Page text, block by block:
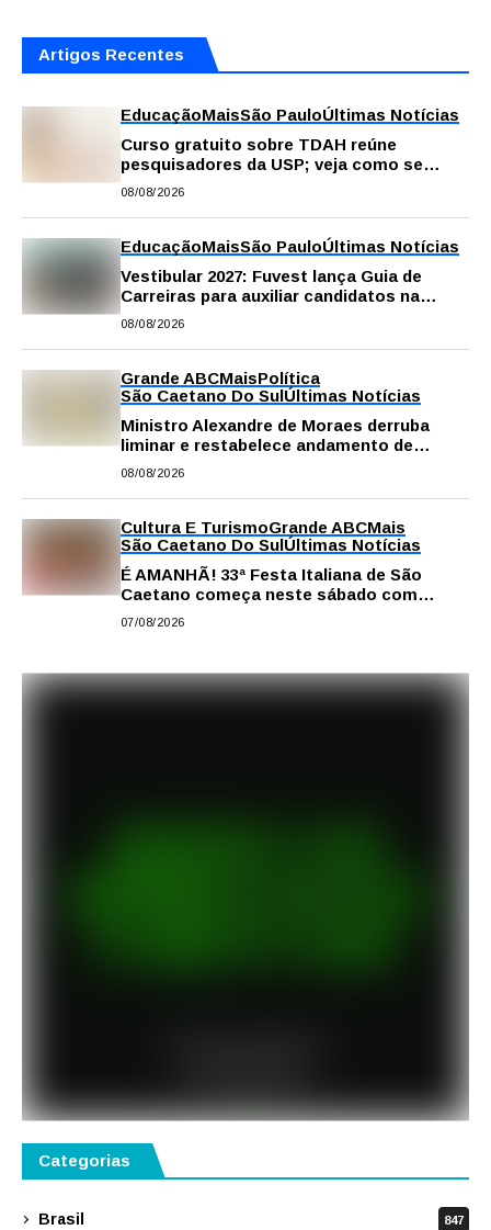
Artigos Recentes
EducaçãoMaisSão PauloÚltimas Notícias
Curso gratuito sobre TDAH reúne
pesquisadores da USP; veja como se
inscrever
08/08/2026
EducaçãoMaisSão PauloÚltimas Notícias
Vestibular 2027: Fuvest lança Guia de
Carreiras para auxiliar candidatos na
escolha da profissão
08/08/2026
Grande ABCMaisPolítica
São Caetano Do SulÚltimas Notícias
Ministro Alexandre de Moraes derruba
liminar e restabelece andamento de
comissão processante contra vereador
08/08/2026
Cultura E TurismoGrande ABCMais
São Caetano Do SulÚltimas Notícias
É AMANHÃ! 33ª Festa Italiana de São
Caetano começa neste sábado com
gastronomia, música e solidariedade
07/08/2026
Categorias
Brasil 847